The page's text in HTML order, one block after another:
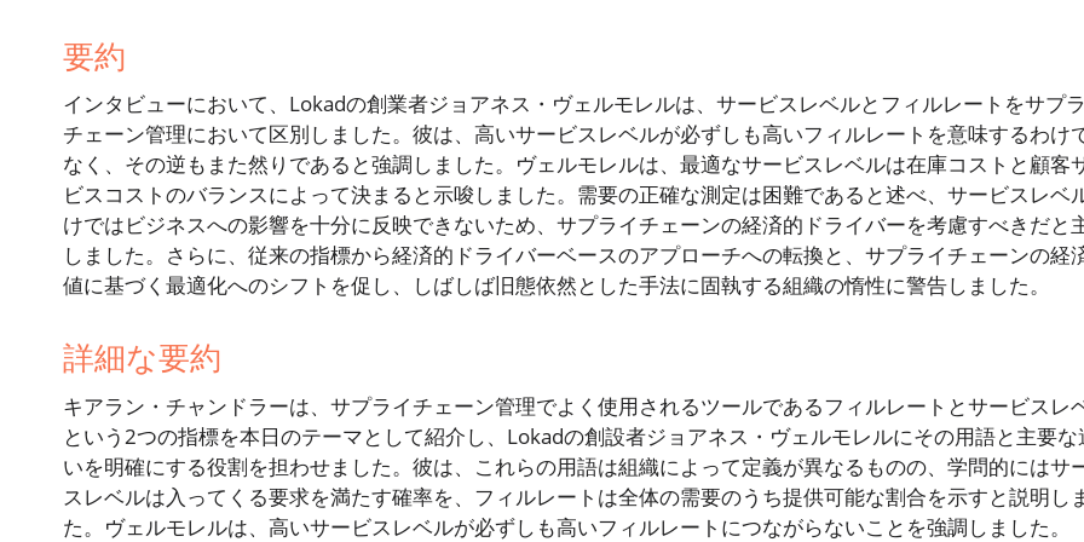
要約
インタビューにおいて、Lokadの創業者ジョアネス・ヴェルモレルは、サービスレベルとフィルレートをサプ
チェーン管理において区別しました。彼は、高いサービスレベルが必ずしも高いフィルレートを意味するわけ
なく、その逆もまた然りであると強調しました。ヴェルモレルは、最適なサービスレベルは在庫コストと顧客
ビスコストのバランスによって決まると示唆しました。需要の正確な測定は困難であると述べ、サービスレベ
けではビジネスへの影響を十分に反映できないため、サプライチェーンの経済的ドライバーを考慮すべきだと
しました。さらに、従来の指標から経済的ドライバーベースのアプローチへの転換と、サプライチェーンの経
値に基づく最適化へのシフトを促し、しばしば旧態依然とした手法に固執する組織の惰性に警告しました。
詳細な要約
キアラン・チャンドラーは、サプライチェーン管理でよく使用されるツールであるフィルレートとサービスレ
という2つの指標を本日のテーマとして紹介し、Lokadの創設者ジョアネス・ヴェルモレルにその用語と主要な
いを明確にする役割を担わせました。彼は、これらの用語は組織によって定義が異なるものの、学問的にはサ
スレベルは入ってくる要求を満たす確率を、フィルレートは全体の需要のうち提供可能な割合を示すと説明し
た。ヴェルモレルは、高いサービスレベルが必ずしも高いフィルレートにつながらないことを強調しました。